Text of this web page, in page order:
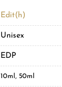
Edit(h)
Unisex
EDP
10ml, 50ml